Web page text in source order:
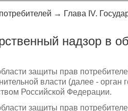
→ Глава IV.
надзор в
защиты прав
власти (далее - орган
Российской Федерации.
защиты прав